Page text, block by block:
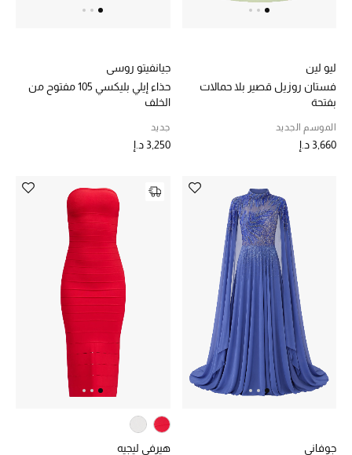
ليو لين
فستان روزيل قصير بلا حمالات
بفتحة
الموسم الجديد
3,660 د.إ
جيانفيتو روسي
حذاء إيلي بليكسي 105 مفتوح من
الخلف
جديد
3,250 د.إ
جوفاني هيرفي ليجيه